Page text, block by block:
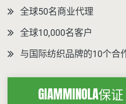
全球50名商业代理
全球10,000名客户
与国际纺织品牌的10个合
GIAMMINOLA保证